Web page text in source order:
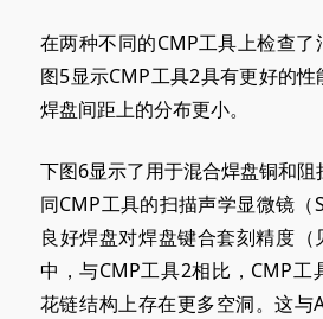
在两种不同的CMP工具上检查了
图5显示CMP工具2具有更好的
焊盘间距上的分布更小。
下图6显示了用于混合焊盘铜和
同CMP工具的扫描声学显微镜（
良好焊盘对焊盘键合套刻精度
中，与CMP工具2相比，CMP
花链结构上存在更多空洞。这与